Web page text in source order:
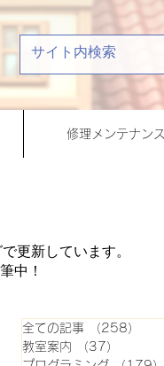
修理メンテナンス
更新しています。
中！
全ての記事 （258）
教室案内
（37）